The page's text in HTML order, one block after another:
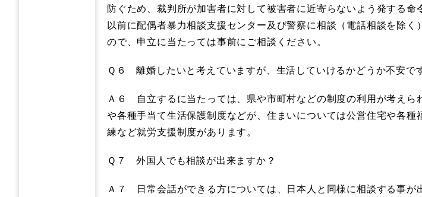
防ぐため、裁判所が加害者に対して被害者に近寄らないよう発する
以前に配偶者暴力相談支援センター及び警察に相談（電話相談を除
ので、申立に当たっては事前にご相談ください。
Ｑ６ 離婚したいと考えていますが、生活していけるかどうか不安です
Ａ６ 自立するに当たっては、県や市町村などの制度の利用が考えら
や各種手当て生活保護制度などが、住まいについては公営住宅や各
練など就労支援制度があります。
Ｑ７ 外国人でも相談が出来ますか？
Ａ７ 日常会話ができる方については、日本人と同様に相談する事が